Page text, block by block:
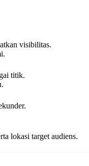
visibilitas.
titik.
lokasi target audiens.